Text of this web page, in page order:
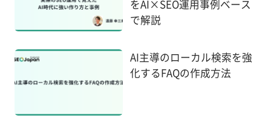
をAI×SEO運用事例ベース
で解説
AI主導のローカル検索を強
化するFAQの作成方法